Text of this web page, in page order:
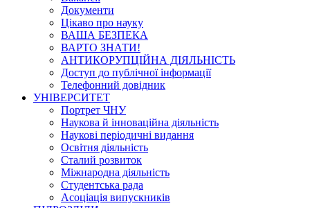
Документи
Цікаво про науку
ВАША БЕЗПЕКА
ВАРТО ЗНАТИ!
АНТИКОРУПЦІЙНА ДІЯЛЬНІСТЬ
Доступ до публічної інформації
Телефонний довідник
УНІВЕРСИТЕТ
Портрет ЧНУ
Наукова й інноваційна діяльність
Наукові періодичні видання
Освітня діяльність
Сталий розвиток
Міжнародна діяльність
Студентська рада
Асоціація випускників